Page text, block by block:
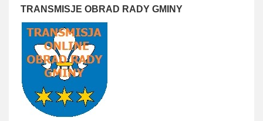
TRANSMISJE OBRAD RADY GMINY